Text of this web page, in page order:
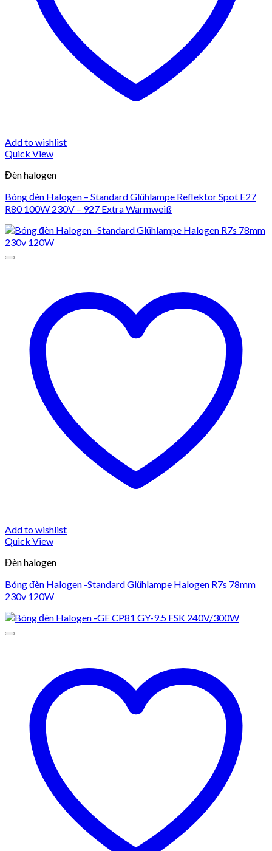
Add to wishlist
Quick View
Đèn halogen
Bóng đèn Halogen – Standard Glühlampe Reflektor Spot E27
R80 100W 230V – 927 Extra Warmweiß
Add to wishlist
Quick View
Đèn halogen
Bóng đèn Halogen -Standard Glühlampe Halogen R7s 78mm
230v 120W